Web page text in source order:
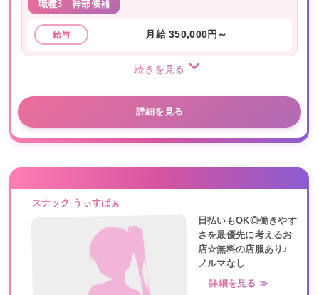
職種3 幹部候補
給与 月給 350,000円～
続きを見る
詳細を見る
スナック うぃすぱぁ
日払いもOK◎働きやす
さを最優先に考えるお
店☆無料の店服あり♪
ノルマなし
詳細を見る ≫